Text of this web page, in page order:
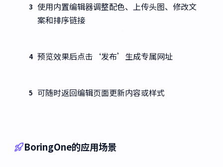
3 使用内置编辑器调整配色、上传头图、修改文
案和排序链接
4 预览效果后点击‘发布’生成专属网址
5 可随时返回编辑页面更新内容或样式
BoringOne的应用场景